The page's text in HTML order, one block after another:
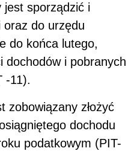
jest sporządzić i
oraz do urzędu
do końca lutego,
dochodów i pobranych
-11).
zobowiązany złożyć
dochodu
podatkowym (PIT-